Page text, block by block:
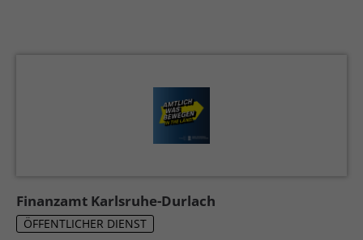
Finanzamt Karlsruhe-Durlach
ÖFFENTLICHER DIENST